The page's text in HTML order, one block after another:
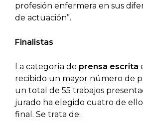
profesión enfermera en sus
de actuación”.
Finalistas
La categoría de prensa escrita
recibido un mayor número de
un total de 55 trabajos
jurado ha elegido cuatro de
final. Se trata de: